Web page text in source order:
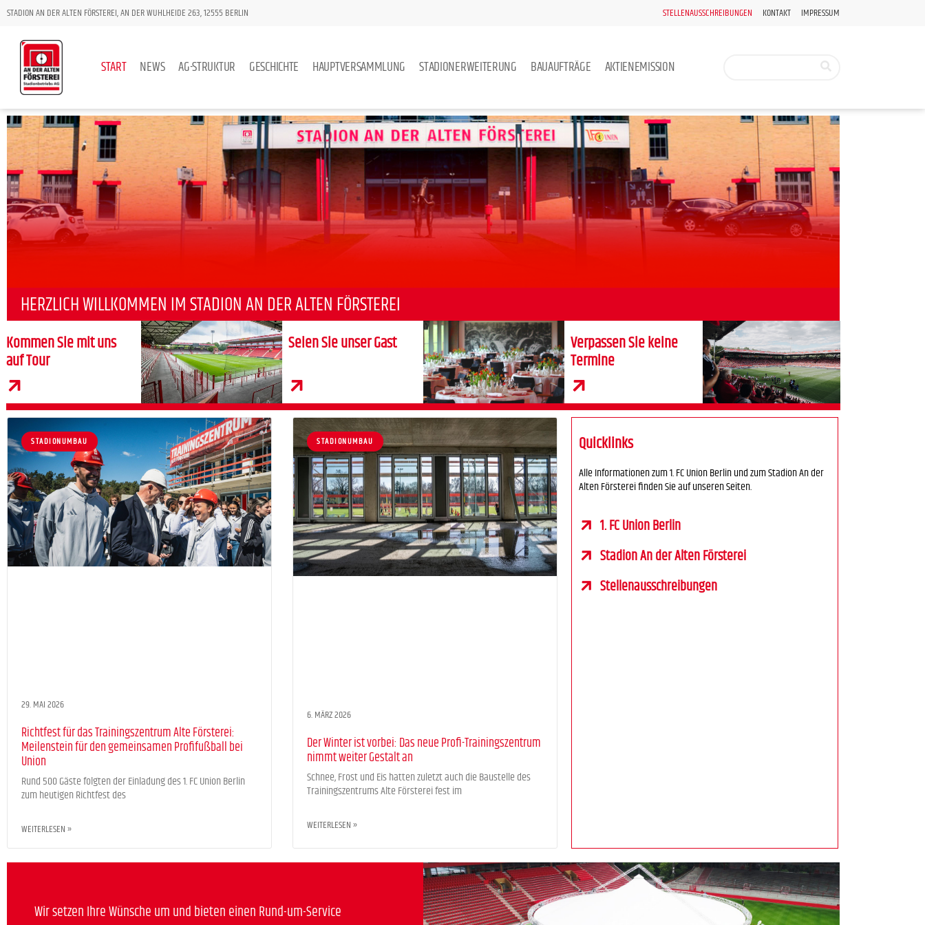
STADION AN DER ALTEN FÖRSTEREI, AN DER WUHLHEIDE 263, 12555 BERLIN STELLENAUSSCHREIBUNGEN KONTAKT IMPRESSUM
START NEWS AG-STRUKTUR GESCHICHTE HAUPTVERSAMMLUNG STADIONERWEITERUNG BAUAUFTRÄGE AKTIENEMISSION
HERZLICH WILLKOMMEN IM STADION AN DER ALTEN FÖRSTEREI
Kommen Sie mit uns
auf Tour
Seien Sie unser Gast Verpassen Sie keine
Termine
STADIONUMBAU
Richtfest für das Trainingszentrum Alte Försterei:
Meilenstein für den gemeinsamen Profifußball bei
Union
Rund 500 Gäste folgten der Einladung des 1. FC Union Berlin
zum heutigen Richtfest des
WEITERLESEN »
29. MAI 2026
STADIONUMBAU
Der Winter ist vorbei: Das neue Profi-Trainingszentrum
nimmt weiter Gestalt an
Schnee, Frost und Eis hatten zuletzt auch die Baustelle des
Trainingszentrums Alte Försterei fest im
WEITERLESEN »
6. MÄRZ 2026
Quicklinks
Alle Informationen zum 1. FC Union Berlin und zum Stadion An der
Alten Försterei finden Sie auf unseren Seiten.
1. FC Union Berlin
Stadion An der Alten Försterei
Stellenausschreibungen
Wir setzen Ihre Wünsche um und bieten einen Rund-um-Service